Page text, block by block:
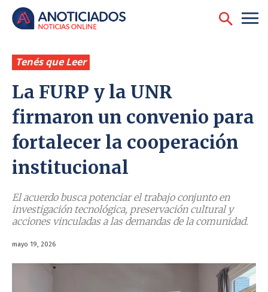
Tenés que Leer
La FURP y la UNR
firmaron un convenio para
fortalecer la cooperación
institucional
El acuerdo busca potenciar el trabajo conjunto en
investigación tecnológica, preservación cultural y
acciones vinculadas a las demandas de la comunidad.
mayo 19, 2026